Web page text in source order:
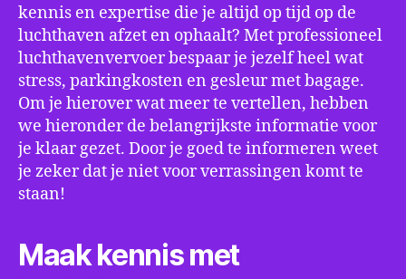
kennis en expertise die je altijd op tijd op de
luchthaven afzet en ophaalt? Met professioneel
luchthavenvervoer bespaar je jezelf heel wat
stress, parkingkosten en gesleur met bagage.
Om je hierover wat meer te vertellen, hebben
we hieronder de belangrijkste informatie voor
je klaar gezet. Door je goed te informeren weet
je zeker dat je niet voor verrassingen komt te
staan!
Maak kennis met